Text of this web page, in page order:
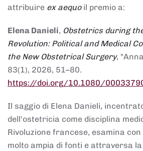
attribuire ex aequoil premio a:
Elena Danieli, Obstetrics during
Revolution: Political and Medical
the New Obstetrical Surgery,
83(1), 2026, 51–80.
https://doi.org/10.1080/
Il saggio di Elena Danieli,
dell'ostetricia come disciplina
Rivoluzione francese, esamina
molto ampia di fonti e attraversa